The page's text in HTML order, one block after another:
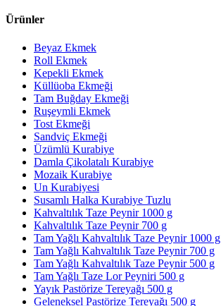
Ürünler
Beyaz Ekmek
Roll Ekmek
Kepekli Ekmek
Küllüoba Ekmeği
Tam Buğday Ekmeği
Ruşeymli Ekmek
Tost Ekmeği
Sandviç Ekmeği
Üzümlü Kurabiye
Damla Çikolatalı Kurabiye
Mozaik Kurabiye
Un Kurabiyesi
Susamlı Halka Kurabiye Tuzlu
Kahvaltılık Taze Peynir 1000 g
Kahvaltılık Taze Peynir 700 g
Tam Yağlı Kahvaltılık Taze Peynir 1000 g
Tam Yağlı Kahvaltılık Taze Peynir 700 g
Tam Yağlı Kahvaltılık Taze Peynir 500 g
Tam Yağlı Taze Lor Peyniri 500 g
Yayık Pastörize Tereyağı 500 g
Geleneksel Pastörize Tereyağı 500 g